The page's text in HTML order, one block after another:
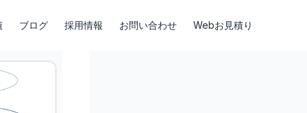
ブログ 採用情報 お問い合わせ Webお見積り